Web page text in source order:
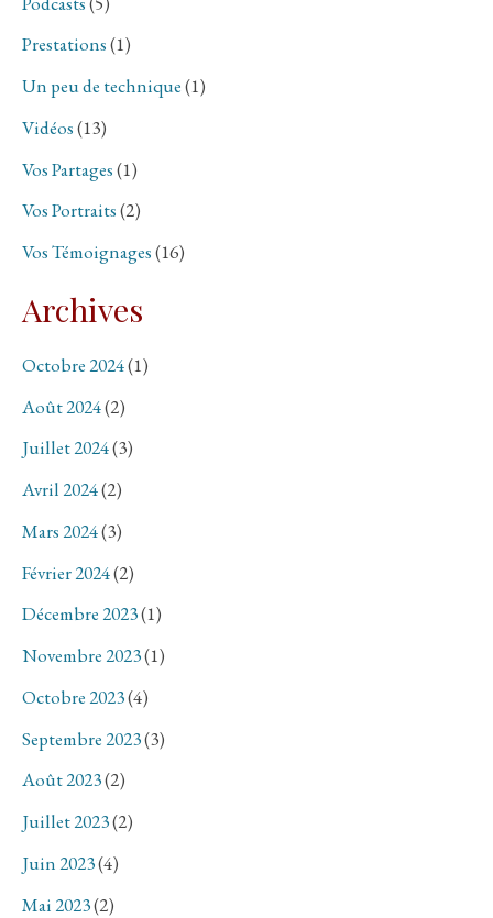
Prestations(1)
Un peu de technique(1)
Vidéos(13)
Vos Partages(1)
Vos Portraits(2)
Vos Témoignages(16)
Archives
Octobre 2024(1)
Août 2024(2)
Juillet 2024(3)
Avril 2024(2)
Mars 2024(3)
Février 2024(2)
Décembre 2023(1)
Novembre 2023(1)
Octobre 2023(4)
Septembre 2023(3)
Août 2023(2)
Juillet 2023(2)
Juin 2023(4)
Mai 2023(2)